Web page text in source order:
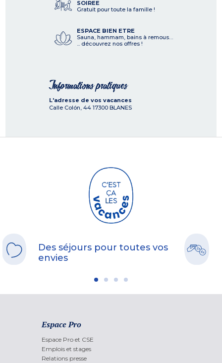
SOIREE
Gratuit pour toute la famille !
ESPACE BIEN ETRE
Sauna, hammam, bains à remous…
... découvrez nos offres !
Informations pratiques
L'adresse de vos vacances
Calle Colón, 44 17300 BLANES
Des séjours pour toutes vos
envies
Espace Pro
Espace Pro et CSE
Emplois et stages
Relations presse